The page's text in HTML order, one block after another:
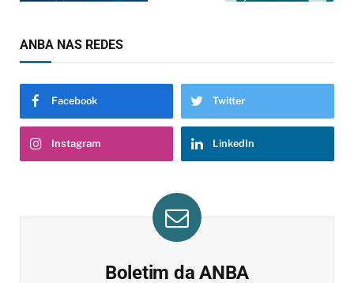
ANBA NAS REDES
Facebook Twitter
Instagram LinkedIn
Boletim da ANBA